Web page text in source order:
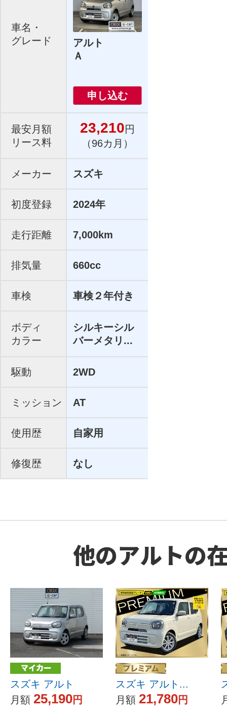
車名・
グレード
アルト
Ａ
申し込む
最安月額
リース料
23,210円
（96カ月）
メーカー スズキ
初度登録 2024年
走行距離 7,000km
排気量 660cc
車検 車検２年付き
ボディ
カラー
シルキーシル
バーメタリ...
駆動 2WD
ミッション AT
使用歴 自家用
修復歴 なし
他のアルトの
スズキ アルト
月額 25,190円
スズキ アルト...
月額 21,780円